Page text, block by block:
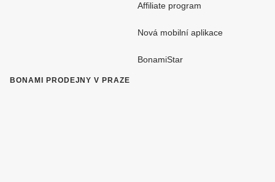
Affiliate program
Nová mobilní aplikace
BonamiStar
BONAMI PRODEJNY V PRAZE